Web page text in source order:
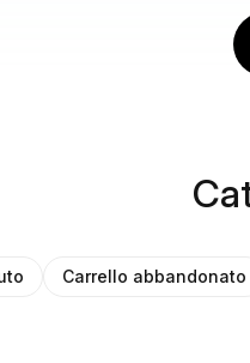
Carrello abbandonato